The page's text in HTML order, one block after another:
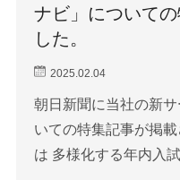
ナビ」について
した。
2025.02.04
朝日新聞に当社の新
いての特集記事が掲
は 多様化する年内入